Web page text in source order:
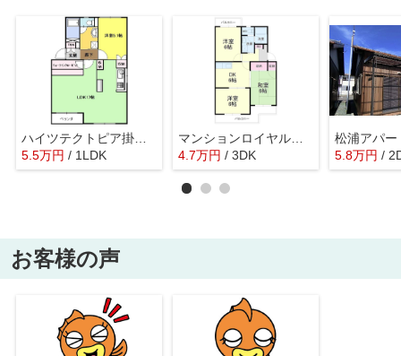
ハイツテクトピア掛川Ⅰ
5.5万円 / 1LDK
マンションロイヤルアイリス
4.7万円 / 3DK
松浦アパ
5.8万円 /
お客様の声